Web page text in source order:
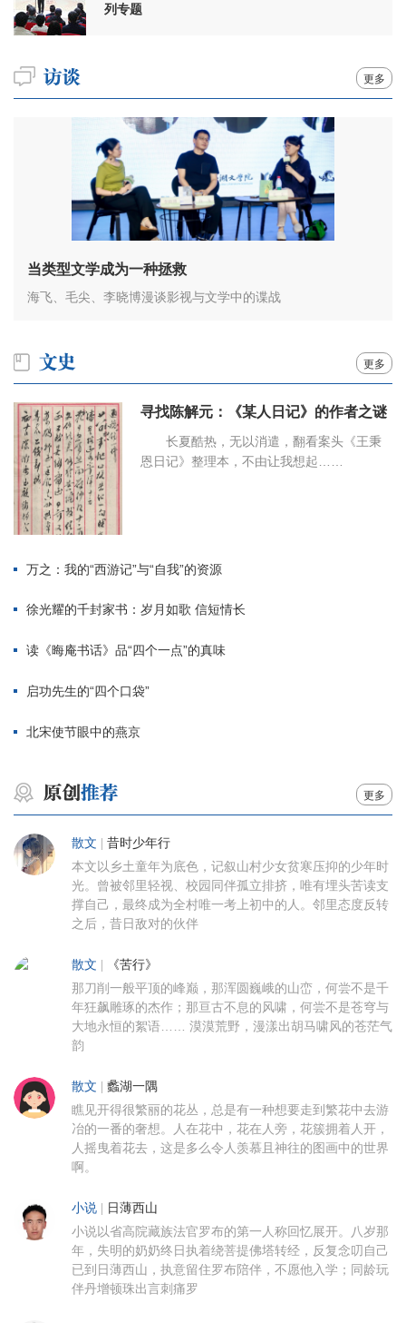
列专题
更多
当类型文学成为一种拯救
海飞、毛尖、李晓博漫谈影视与文学中的谍战
更多
寻找陈解元：《某人日记》的作者之谜
长夏酷热，无以消遣，翻看案头《王秉
恩日记》整理本，不由让我想起……
万之：我的“西游记”与“自我”的资源
徐光耀的千封家书：岁月如歌 信短情长
读《晦庵书话》品“四个一点”的真味
启功先生的“四个口袋”
北宋使节眼中的燕京
更多
散文 昔时少年行
本文以乡土童年为底色，记叙山村少女贫寒压抑的少年时
光。曾被邻里轻视、校园同伴孤立排挤，唯有埋头苦读支
撑自己，最终成为全村唯一考上初中的人。邻里态度反转
之后，昔日敌对的伙伴
散文 《苦行》
那刀削一般平顶的峰巅，那浑圆巍峨的山峦，何尝不是千
年狂飙雕琢的杰作；那亘古不息的风啸，何尝不是苍穹与
大地永恒的絮语…… 漠漠荒野，漫漾出胡马啸风的苍茫气
韵
散文 蠡湖一隅
瞧见开得很繁丽的花丛，总是有一种想要走到繁花中去游
冶的一番的奢想。人在花中，花在人旁，花簇拥着人开，
人摇曳着花去，这是多么令人羡慕且神往的图画中的世界
啊。
小说 日薄西山
小说以省高院藏族法官罗布的第一人称回忆展开。八岁那
年，失明的奶奶终日执着绕菩提佛塔转经，反复念叨自己
已到日薄西山，执意留住罗布陪伴，不愿他入学；同龄玩
伴丹增顿珠出言刺痛罗